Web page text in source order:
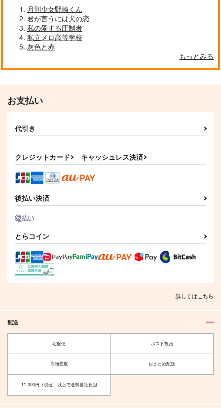
月刊少女野崎くん
君が言うには犬の恋
私の愛する圧制者
私立メロ高等学校
灰色と赤
もっとみる
お支払い
代引き
クレジットカード キャッシュレス決済
後払い決済
とらコイン
詳しくはこちら
配送
宅配便 ポスト投函
店頭受取 おまとめ配送
11,000円（税込）以上で送料当社負担